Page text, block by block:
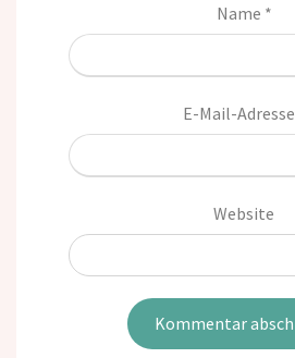
Name *
E-Mail-Adresse
Website